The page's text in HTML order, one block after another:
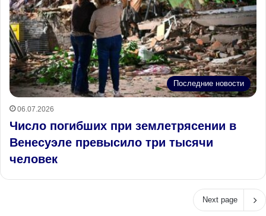
Последние новости
06.07.2026
Число погибших при землетрясении в
Венесуэле превысило три тысячи
человек
Next page